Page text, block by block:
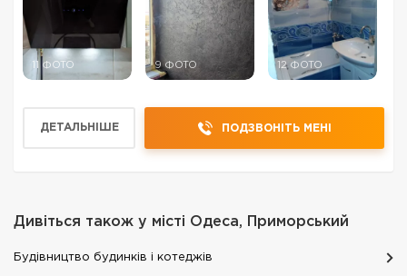
11 ФОТО 9 ФОТО 12 ФОТО
ДЕТАЛЬНІШЕ ПОДЗВОНІТЬ МЕНІ
Дивіться також у місті Одеса, Приморський
Будівництво будинків і котеджів